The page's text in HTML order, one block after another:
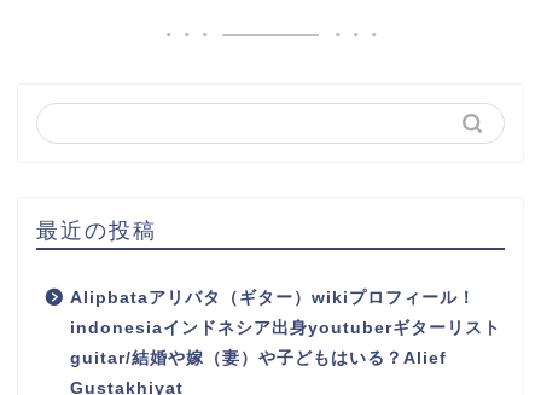
最近の投稿
Alipbataアリバタ（ギター）wikiプロフィール！
indonesiaインドネシア出身youtuberギターリスト
guitar/結婚や嫁（妻）や子どもはいる？Alief
Gustakhiyat